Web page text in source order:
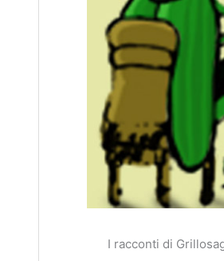
I racconti di